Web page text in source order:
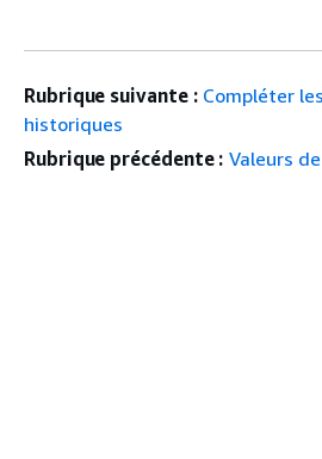
Rubrique suivante : Compléter
historiques
Rubrique précédente : Valeurs